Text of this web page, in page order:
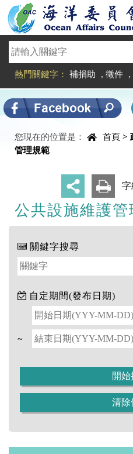
進入內容區塊
熱門關鍵字： 補捐助 , 徵件 ,
您現在的位置是： 首頁 >
管理規範
字
公共設施維護管
中央內容區塊
關鍵字搜尋
自定期間(發布日期)
~